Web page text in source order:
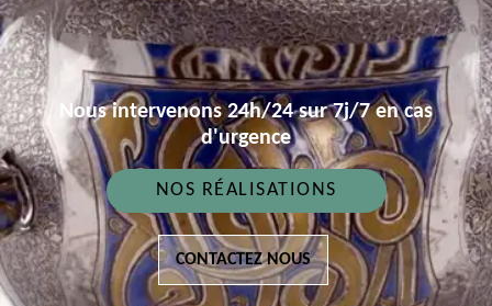
Nous intervenons 24h/24 sur 7j/7 en cas
d'urgence
NOS RÉALISATIONS
CONTACTEZ NOUS